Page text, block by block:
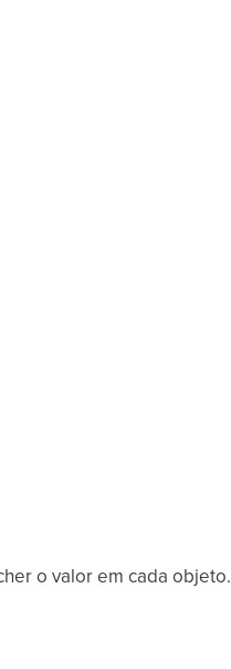
o valor em cada objeto.